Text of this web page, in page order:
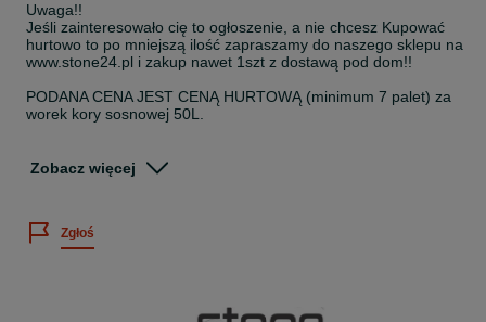
Uwaga!!
Jeśli zainteresowało cię to ogłoszenie, a nie chcesz Kupować
hurtowo to po mniejszą ilość zapraszamy do naszego sklepu na
www.stone24.pl i zakup nawet 1szt z dostawą pod dom!!
PODANA CENA JEST CENĄ HURTOWĄ (minimum 7 palet) za
worek kory sosnowej 50L.
Wysyłka paletowa lub mniejszych ilości - możliwa - sprawdź
W SPRZEDAŻY RÓWNIEŻ:
• OBRZEŻA Trawnikowe - 45mm/55mm/58mm/75mm
Zobacz więcej
Zgłoś